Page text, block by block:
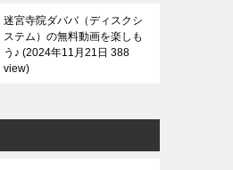
迷宮寺院ダババ（ディスクシ
ステム）の無料動画を楽しも
う♪ 2024年11月21日 388
view